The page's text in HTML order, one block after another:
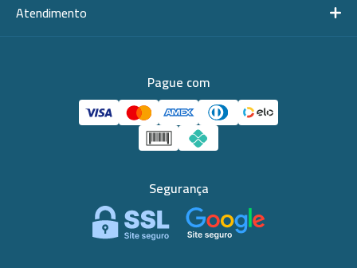
Atendimento
Pague com
Segurança